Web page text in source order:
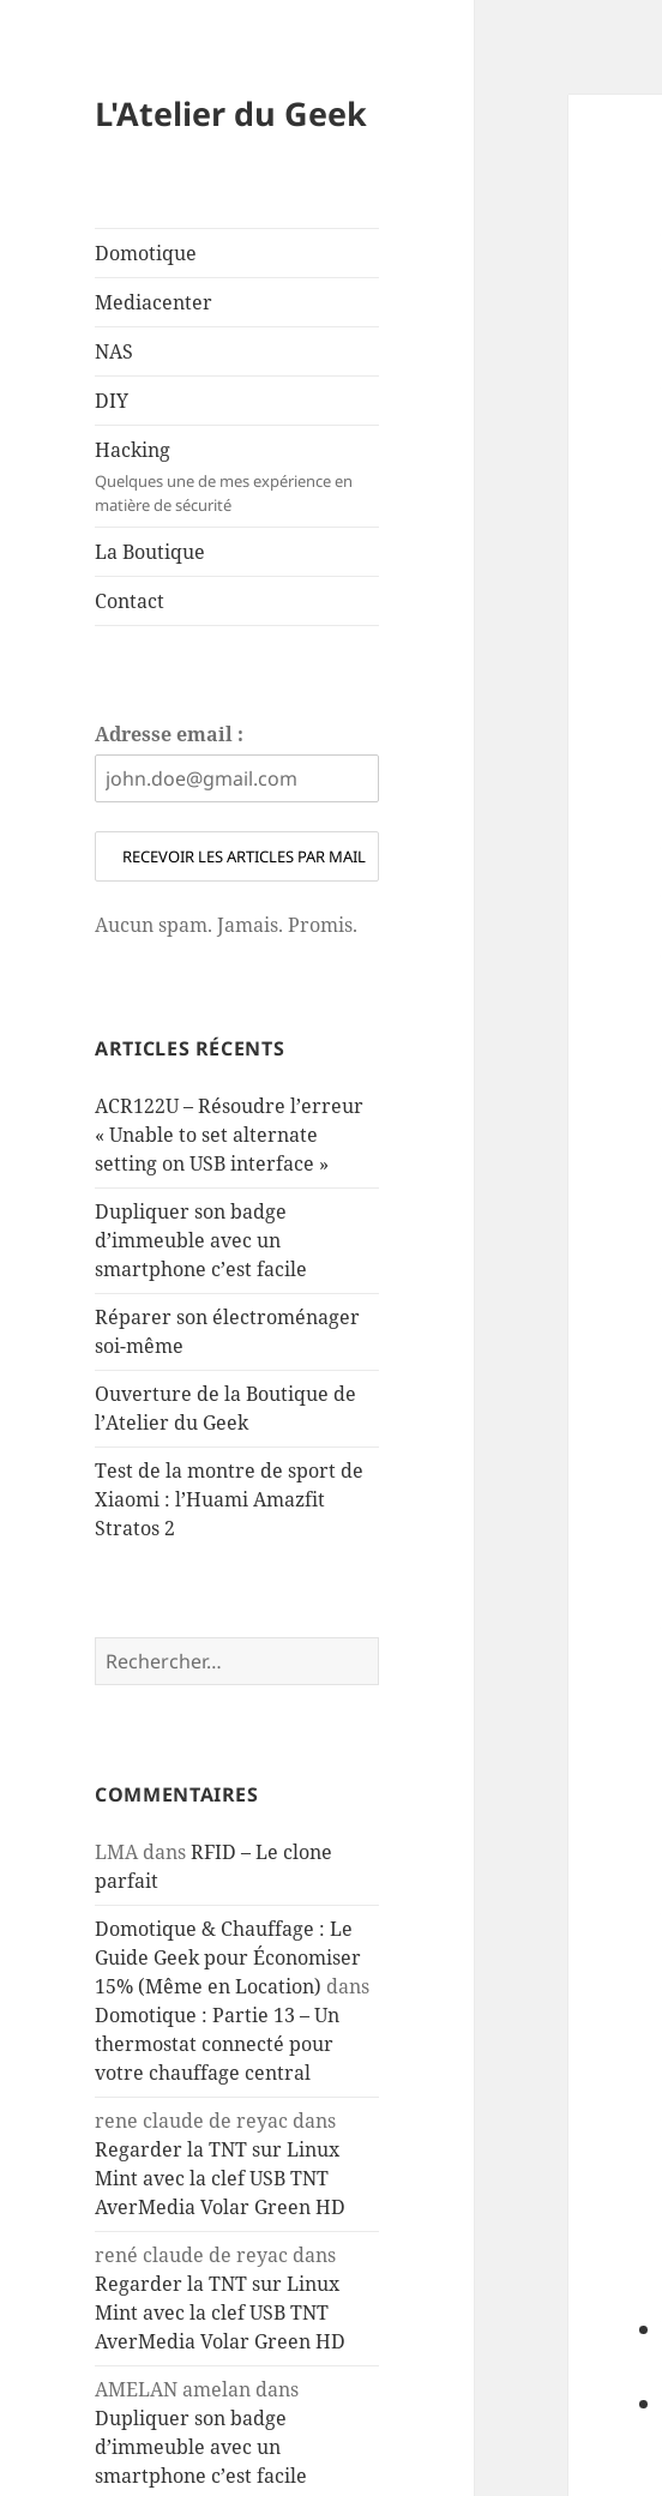
L'Atelier du Geek
Domotique
Mediacenter
NAS
DIY
Hacking
Quelques une de mes expérience en
matière de sécurité
La Boutique
Contact
Adresse email :
Aucun spam. Jamais. Promis.
ARTICLES RÉCENTS
ACR122U – Résoudre l’erreur
« Unable to set alternate
setting on USB interface »
Dupliquer son badge
d’immeuble avec un
smartphone c’est facile
Réparer son électroménager
soi-même
Ouverture de la Boutique de
l’Atelier du Geek
Test de la montre de sport de
Xiaomi : l’Huami Amazfit
Stratos 2
Rechercher :
COMMENTAIRES
LMAdansRFID – Le clone
parfait
Domotique & Chauffage : Le
Guide Geek pour Économiser
15% (Même en Location) dans
Domotique : Partie 13 – Un
thermostat connecté pour
votre chauffage central
rene claude de reyac dans
Regarder la TNT sur Linux
Mint avec la clef USB TNT
AverMedia Volar Green HD
rené claude de reyac dans
Regarder la TNT sur Linux
Mint avec la clef USB TNT
AverMedia Volar Green HD
AMELAN amelan dans
Dupliquer son badge
d’immeuble avec un
smartphone c’est facile